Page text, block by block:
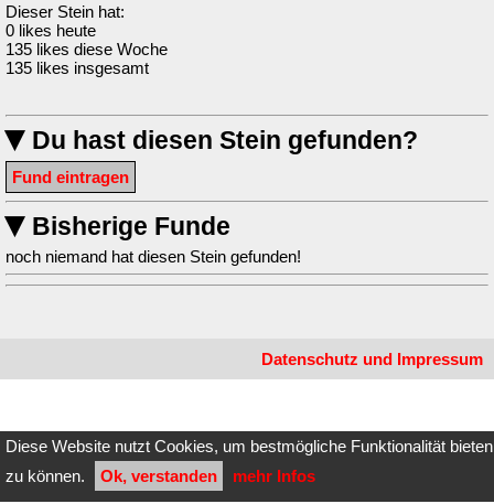
Diese Website nutzt Cookies, um bestmögliche Funktionalität bieten
zu können.
Ok, verstanden mehr Infos
Dieser Stein hat:
0 likes heute
135 likes diese Woche
135 likes insgesamt
▶ Du hast diesen Stein gefunden?
Fund eintragen
▶ Bisherige Funde
noch niemand hat diesen Stein gefunden!
Datenschutz und Impressum